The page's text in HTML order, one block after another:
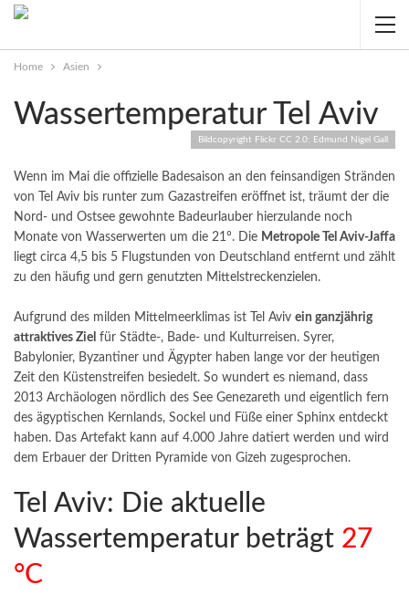
Home Asien
Wassertemperatur Tel Aviv
Bildcopyright Flickr CC 2.0: Edmund Nigel Gall
Wenn im Mai die offizielle Badesaison an den feinsandigen Stränden
von Tel Aviv bis runter zum Gazastreifen eröffnet ist, träumt der die
Nord- und Ostsee gewohnte Badeurlauber hierzulande noch
Monate von Wasserwerten um die 21°. Die Metropole Tel Aviv-Jaffa
liegt circa 4,5 bis 5 Flugstunden von Deutschland entfernt und zählt
zu den häufig und gern genutzten Mittelstreckenzielen.
Aufgrund des milden Mittelmeerklimas ist Tel Aviv ein ganzjährig
attraktives Ziel für Städte-, Bade- und Kulturreisen. Syrer,
Babylonier, Byzantiner und Ägypter haben lange vor der heutigen
Zeit den Küstenstreifen besiedelt. So wundert es niemand, dass
2013 Archäologen nördlich des See Genezareth und eigentlich fern
des ägyptischen Kernlands, Sockel und Füße einer Sphinx entdeckt
haben. Das Artefakt kann auf 4.000 Jahre datiert werden und wird
dem Erbauer der Dritten Pyramide von Gizeh zugesprochen.
Tel Aviv: Die aktuelle
Wassertemperatur beträgt 27
°C